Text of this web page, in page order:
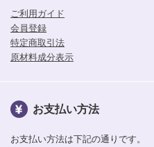
ご利用ガイド
会員登録
特定商取引法
原材料成分表示
お支払い方法
お支払い方法は下記の通りです。